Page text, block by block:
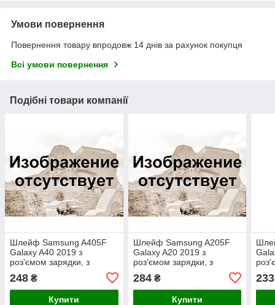
Умови повернення
Повернення товару впродовж 14 днів за рахунок покупця
Всі умови повернення
Подібні товари компанії
Шлейф Samsung A405F
Galaxy A40 2019 з
роз'ємом зарядки, з
248 ₴
Купити
Шлейф Samsung A205F
Galaxy A20 2019 з
роз'ємом зарядки, з
284₴
Купити
233